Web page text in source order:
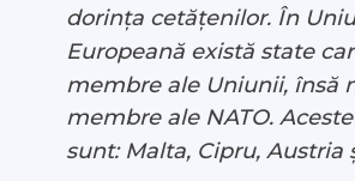
dorința cetățenilor. În
Europeană există state
membre ale Uniunii, însă
membre ale NATO.
sunt: Malta, Cipru, Austria